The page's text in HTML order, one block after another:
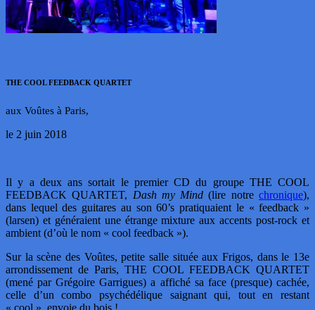
THE COOL FEEDBACK QUARTET
aux Voûtes à Paris,
le 2 juin 2018
Il y a deux ans sortait le premier CD du groupe THE COOL
FEEDBACK QUARTET, Dash my Mind(lire notrechronique),
dans lequel des guitares au son 60’s pratiquaient le « feedback »
(larsen) et généraient une étrange mixture aux accents post-rock et
ambient (d’où le nom « cool feedback »).
Sur la scène des Voûtes, petite salle située aux Frigos, dans le 13e
arrondissement de Paris, THE COOL FEEDBACK QUARTET
(mené par Grégoire Garrigues) a affiché sa face (presque) cachée,
celle d’un combo psychédélique saignant qui, tout en restant